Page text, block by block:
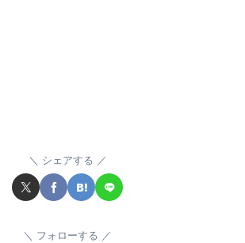
シェアする
フォローする